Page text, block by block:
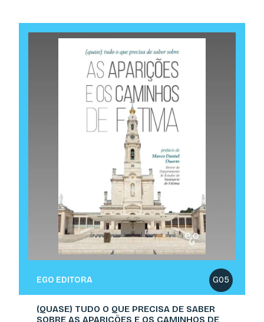
G05
EGO EDITORA
(QUASE) TUDO O QUE PRECISA DE SABER
SOBRE AS APARIÇÕES E OS CAMINHOS DE